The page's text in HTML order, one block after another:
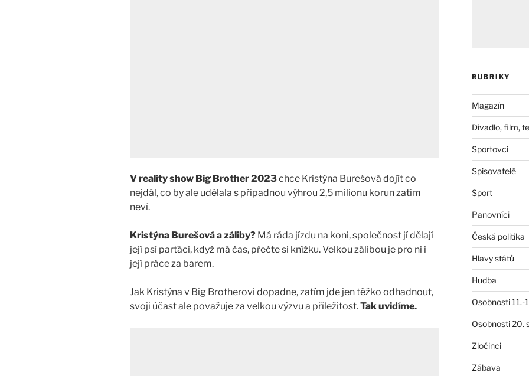
V reality show Big Brother 2023chce Kristýna Burešová dojít co
nejdál, co by ale udělala s případnou výhrou 2,5 milionu korun zatím
neví.
Kristýna Burešová a záliby? Má ráda jízdu na koni, společnost jí dělají
její psí parťáci, když má čas, přečte si knížku. Velkou zálibou je pro ni i
její práce za barem.
Jak Kristýna v Big Brotherovi dopadne, zatím jde jen těžko odhadnout,
svoji účast ale považuje za velkou výzvu a příležitost.Tak uvidíme.
RUBRIKY
Magazín
Divadlo, film,
Sportovci
Spisovatelé
Sport
Panovníci
Česká politika
Hlavy států
Hudba
Osobnosti 11.-
Osobnosti 20.
Zločinci
Zábava